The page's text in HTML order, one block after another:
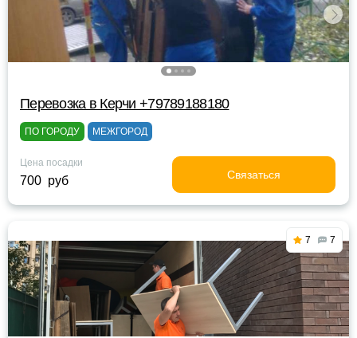
Перевозка в Керчи +79789188180
ПО ГОРОДУ МЕЖГОРОД
Цена посадки
700 руб Связаться
7 7